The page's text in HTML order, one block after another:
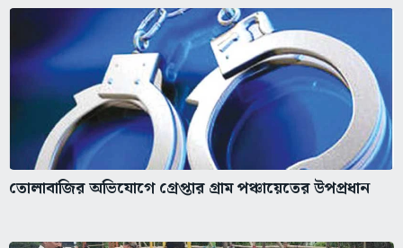
তোলাবাজির অভিযোগে গ্রেপ্তার গ্রাম পঞ্চায়েতের উপপ্রধান